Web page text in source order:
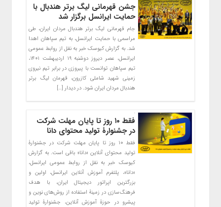
جشن قهرمانی لیگ برتر هندبال با
حمایت ایرانسل برگزار شد
جام قهرمانی لیگ برتر هندبال مردان ایران، طی
مراسمی با حمایت ایرانسل، به تیم سپاهان اهدا
شد. به گزارش کیوسک خبر به نقل از روابط عمومی
ایرانسل، عصر دیروز دوشنبه ۱۹ اردیبهشت ۱۴۰۱،
تیم سپاهان توانست با پیروزی در برابر تیم نیروی
زمینی شهید شاملی کازرون، قهرمان لیگ برتر
هندبال مردان ایران شود. در دیدار […]
فقط ۱۰ روز تا پایان مهلت شرکت
در جشنوارۀ تولید محتوای دانا
فقط ۱۰ روز تا پایان مهلت شرکت در جشنوارۀ
تولید محتوای آنلاین «دانا» باقی است. به گزارش
کیوسک خبر به نقل از روابط عمومی ایرانسل،
«دانا»، پلتفرم آموزش آنلاین ایرانسل، اولین و
بزرگترین اپراتور دیجیتال ایران، با هدف
فرهنگ‌سازی در زمینۀ استفاده از روش‌های نوین و
پیشرو در حوزۀ آموزش آنلاین، جشنوارۀ تولید